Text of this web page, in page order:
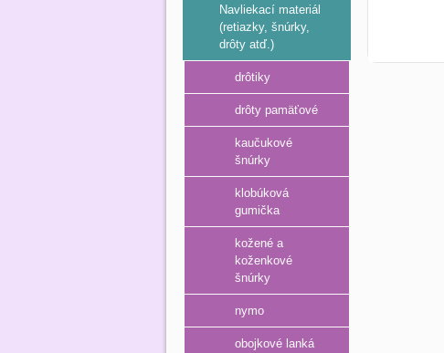
Navliekací materiál
(retiazky, šnúrky,
drôty atď.)
drôtiky
drôty pamäťové
kaučukové
šnúrky
klobúková
gumička
kožené a
koženkové
šnúrky
nymo
obojkové lanká